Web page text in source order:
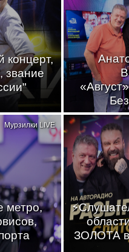
концерт,
звание
метро,
Мурзилки LIVE
ЗОЛОТА в